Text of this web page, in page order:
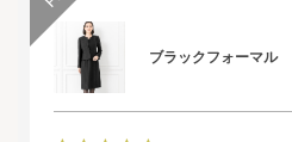
ブラックフォーマル